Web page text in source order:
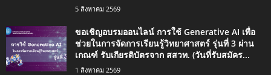
5 สิงหาคม 2569
ขอเชิญอบรมออนไลน์ การใช้ Generative AI เพื่อ
ช่วยในการจัดการเรียนรู้วิทยาศาสตร์ รุ่นที่ 3 ผ่าน
เกณฑ์ รับเกียรติบัตรจาก สสวท. (วันที่รับสมัคร...
1 สิงหาคม 2569